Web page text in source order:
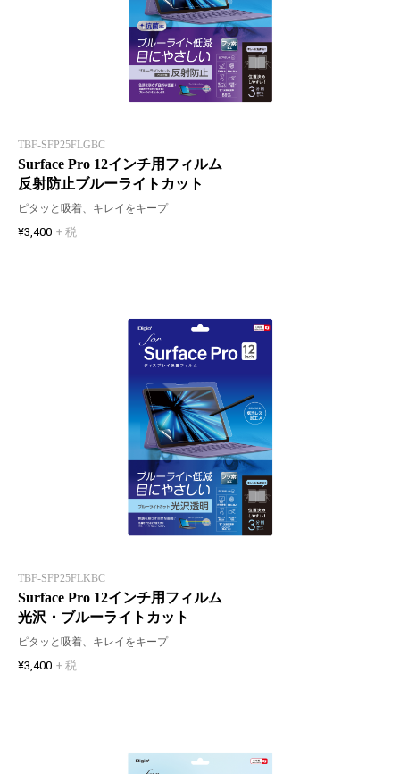
TBF-SFP25FLGBC
Surface Pro 12インチ用フィルム
反射防止ブルーライトカット
ピタッと吸着、キレイをキープ
¥3,400 + 税
TBF-SFP25FLKBC
Surface Pro 12インチ用フィルム
光沢・ブルーライトカット
ピタッと吸着、キレイをキープ
¥3,400 + 税